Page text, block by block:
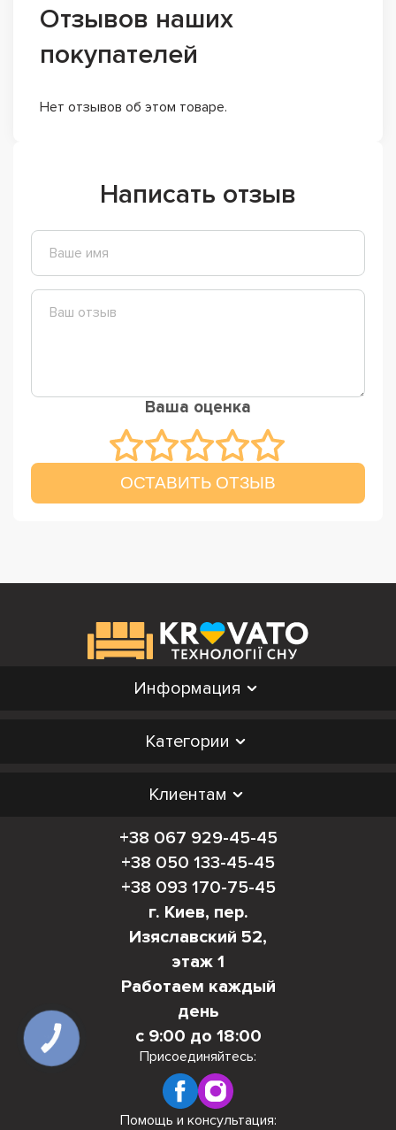
Отзывов наших
покупателей
Нет отзывов об этом товаре.
Написать отзыв
Ваша оценка
ОСТАВИТЬ ОТЗЫВ
Информация
Категории
Клиентам
+38 067 929-45-45
+38 050 133-45-45
+38 093 170-75-45
г. Киев, пер.
Изяславский 52,
этаж 1
Работаем каждый
день
с 9:00 до 18:00
Присоединяйтесь:
Помощь и консультация:
КНОПКА
СВЯЗИ